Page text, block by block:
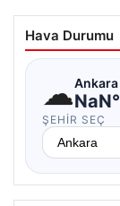
Hava Durumu
☁Ankara
ŞEHIR SEÇ